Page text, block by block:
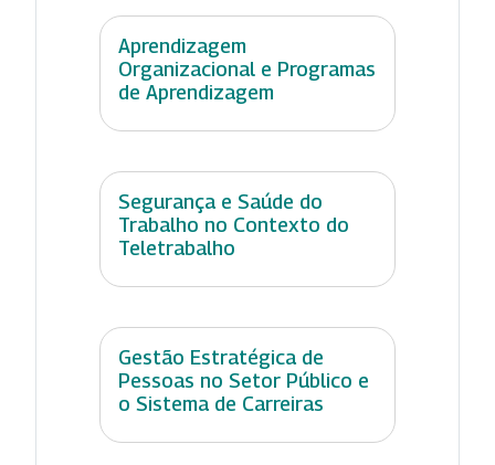
Aprendizagem
Organizacional e Programas
de Aprendizagem
Segurança e Saúde do
Trabalho no Contexto do
Teletrabalho
Gestão Estratégica de
Pessoas no Setor Público e
o Sistema de Carreiras